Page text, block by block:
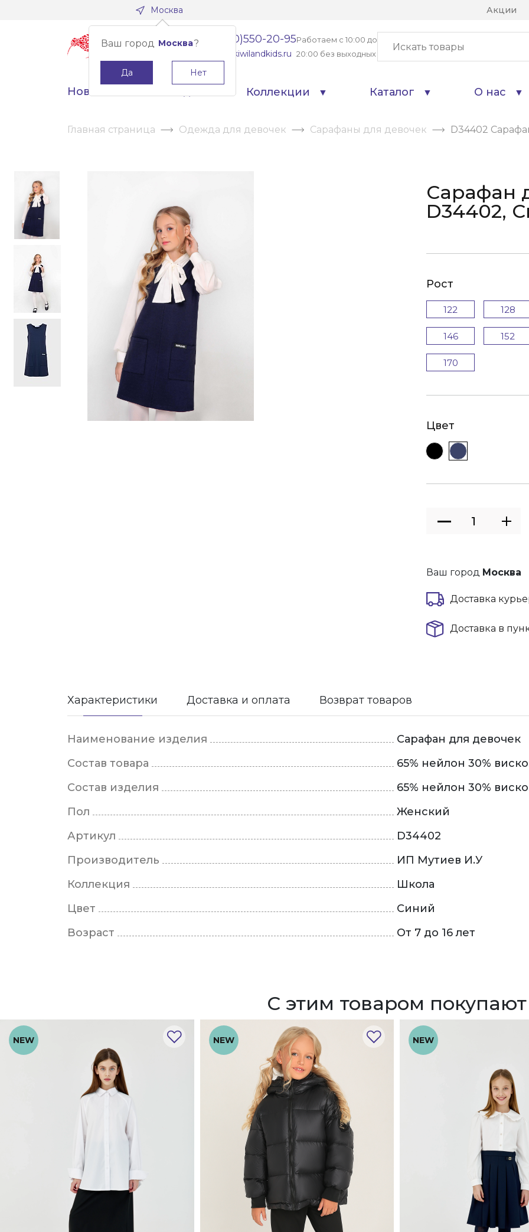
Москва
Ваш город Москва?
Да Нет
Акции
8(800)550-20-95
info@kiwilandkids.ru
Работаем с 10:00 до
20:00 без выходных
Новинки Коллекции Каталог О нас
Главная страница Одежда для девочек Сарафаны для девочек D34402
Сарафан
D34402,
Рост
122 128
146 152
170
Цвет
Ваш город Москва
Доставка
Доставка в
Характеристики Доставка и оплата Возврат товаров
Наименование изделия
Сарафан для девочек
Состав товара
65% нейлон 30%
Состав изделия
65% нейлон 30%
Пол
Женский
Артикул
D34402
Производитель
ИП Мутиев И.У
Коллекция
Школа
Цвет
Синий
Возраст
От 7 до 16 лет
С этим товаром покупают
NEW NEW NEW